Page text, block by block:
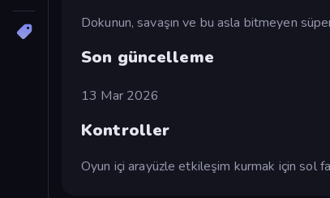
Dokunun, savaşın ve bu asla bitmeyen
Son güncelleme
13 Mar 2026
Kontroller
Oyun içi arayüzle etkileşim kurmak için sol